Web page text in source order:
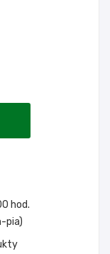
hod.
pia)